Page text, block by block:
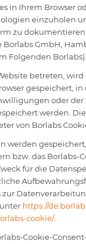
in Ihrem Browser
einzuholen
zu
GmbH,
Folgenden Borlabs).
betreten,
gespeichert, in
oder der
werden.
von Borlabs
werden
bzw. das Borlabs-
für die
https://
cookie/.
Cookie-